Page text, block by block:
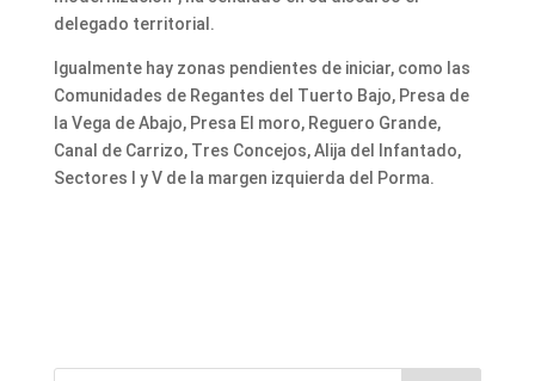
delegado territorial.
Igualmente hay zonas pendientes de iniciar, como las
Comunidades de Regantes del Tuerto Bajo, Presa de
la Vega de Abajo, Presa El moro, Reguero Grande,
Canal de Carrizo, Tres Concejos, Alija del Infantado,
Sectores I y V de la margen izquierda del Porma.